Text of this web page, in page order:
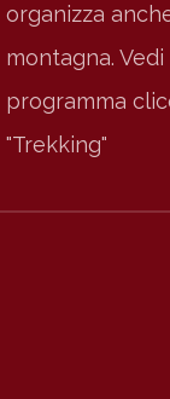
organizza
montagna.
programma
"Trekking"